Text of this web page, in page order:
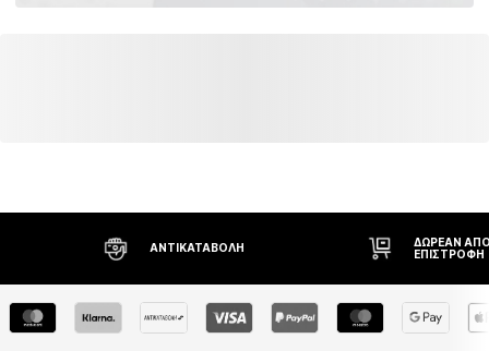
ΑΝΤΙΚΑΤΑΒΟΛΉ
ΔΩΡΕΆΝ
ΕΠΙΣΤΡΟΦΉ